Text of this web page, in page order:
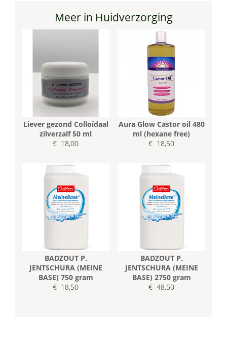
Meer in Huidverzorging
Liever gezond Colloïdaal
zilverzalf 50 ml
€ 18,00
Aura Glow Castor oil 480
ml (hexane free)
€ 18,50
BADZOUT P.
JENTSCHURA (MEINE
BASE) 750 gram
€ 18,50
BADZOUT P.
JENTSCHURA (MEINE
BASE) 2750 gram
€ 48,50